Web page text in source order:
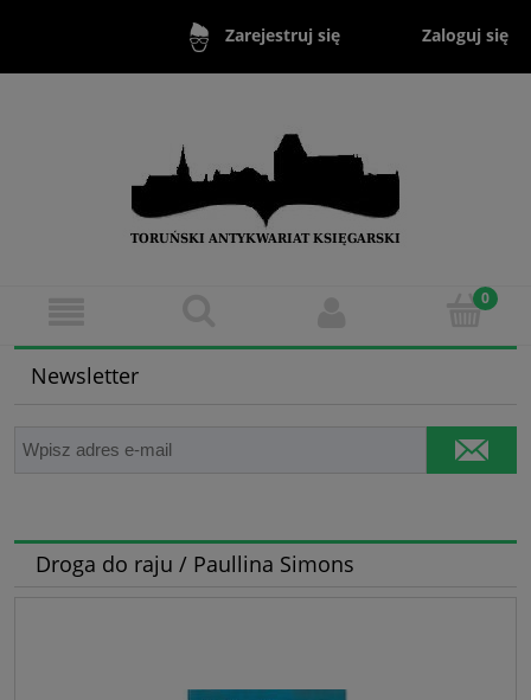
Zarejestruj się Zaloguj się
Newsletter
Droga do raju / Paullina Simons